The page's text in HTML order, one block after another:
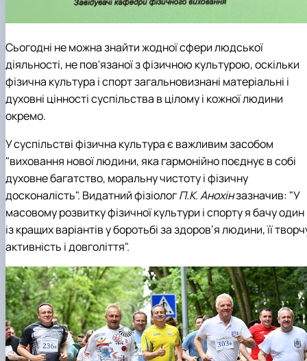
Сьогодні не можна знайти жодної сфери людської
діяльності, не пов'язаної з фізичною культурою, оскільки
фізична культура і спорт загальновизнані матеріальні і
духовні цінності суспільства в цілому і кожної людини
окремо.
У суспільстві фізична культура є важливим засобом
"виховання нової людини, яка гармонійно поєднує в собі
духовне багатство, моральну чистоту і фізичну
досконалість". Видатний фізіологП.К. Анохінзазначив: "У
масовому розвитку фізичної культури і спорту я бачу один
із кращих варіантів у боротьбі за здоров’я людини, її
активність і довголіття".